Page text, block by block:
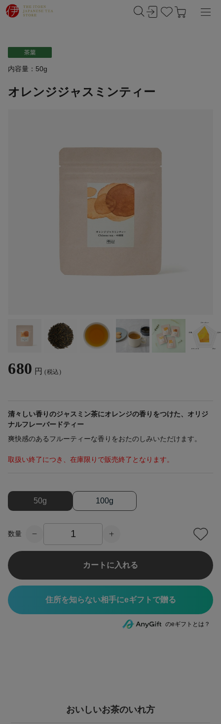
内容量：50g
オレンジジャスミンティー
清々しい香りのジャスミン茶にオレンジの香りをつけた、オリジ
ナルフレーバードティー
爽快感のあるフルーティーな香りをおたのしみいただけます。
取扱い終了につき、在庫限りで販売終了となります。
680 円 (税込)
50g 100g
数量
カートに入れる
住所を知らない相手にeギフトで贈る
のeギフトとは？
おいしいお茶のいれ方